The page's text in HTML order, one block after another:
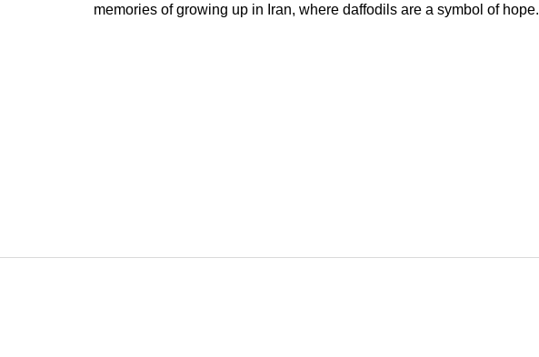
memories of growing up in Iran, where daffodils are a symbol of hope.